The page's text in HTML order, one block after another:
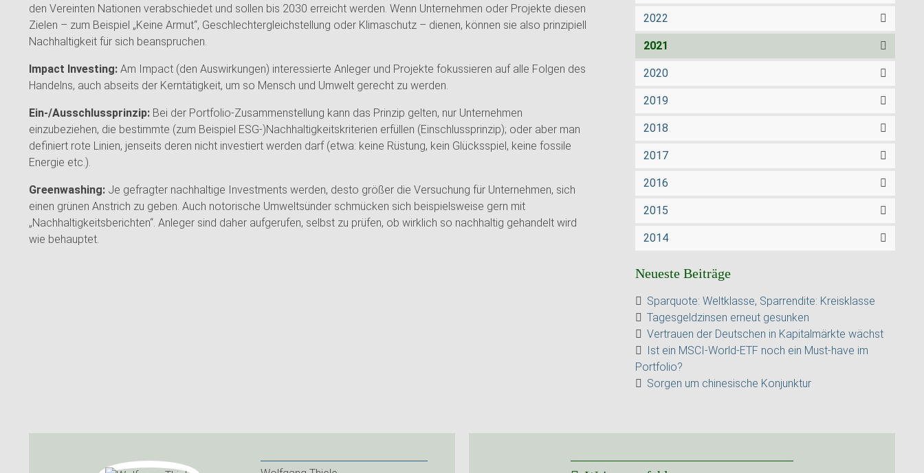
den Vereinten Nationen verabschiedet und sollen bis 2030 erreicht werden. Wenn Unternehmen oder Projekte diesen
Zielen – zum Beispiel „Keine Armut“, Geschlechtergleichstellung oder Klimaschutz – dienen, können sie also prinzipiell
Nachhaltigkeit für sich beanspruchen.
Impact Investing: Am Impact (den Auswirkungen) interessierte Anleger und Projekte fokussieren auf alle Folgen des
Handelns, auch abseits der Kerntätigkeit, um so Mensch und Umwelt gerecht zu werden.
Ein-/Ausschlussprinzip: Bei der Portfolio-Zusammenstellung kann das Prinzip gelten, nur Unternehmen
einzubeziehen, die bestimmte (zum Beispiel ESG-)Nachhaltigkeitskriterien erfüllen (Einschlussprinzip); oder aber man
definiert rote Linien, jenseits deren nicht investiert werden darf (etwa: keine Rüstung, kein Glücksspiel, keine fossile
Energie etc.).
Greenwashing: Je gefragter nachhaltige Investments werden, desto größer die Versuchung für Unternehmen, sich
einen grünen Anstrich zu geben. Auch notorische Umweltsünder schmücken sich beispielsweise gern mit
„Nachhaltigkeitsberichten“. Anleger sind daher aufgerufen, selbst zu prüfen, ob wirklich so nachhaltig gehandelt wird
wie behauptet.
2022
2021
2020
2019
2018
2017
2016
2015
2014
Neueste Beiträge
Sparquote: Weltklasse, Sparrendite: Kreisklasse
Tagesgeldzinsen erneut gesunken
Vertrauen der Deutschen in Kapitalmärkte wächst
Ist ein MSCI-World-ETF noch ein Must-have im
Portfolio?
Sorgen um chinesische Konjunktur